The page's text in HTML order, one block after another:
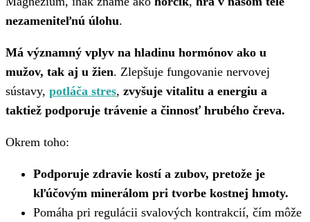
nezameniteľnú úlohu.
Má významný vplyv na hladinu hormónov ako u
mužov, tak aj u žien. Zlepšuje fungovanie nervovej
sústavy, potláča stres, zvyšuje vitalitu a energiu a
taktiež podporuje trávenie a činnosť hrubého čreva.
Okrem toho:
Podporuje zdravie kostí a zubov, pretože je
kľúčovým minerálom pri tvorbe kostnej hmoty.
Pomáha pri regulácii svalových kontrakcií, čím môže